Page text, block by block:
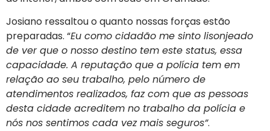
Josiano ressaltou o quanto nossas forças estão
preparadas. “Eu como cidadão me sinto lisonjeado
de ver que o nosso destino tem este status, essa
capacidade. A reputação que a polícia tem em
relação ao seu trabalho, pelo número de
atendimentos realizados, faz com que as pessoas
desta cidade acreditem no trabalho da polícia e
nós nos sentimos cada vez mais seguros”.